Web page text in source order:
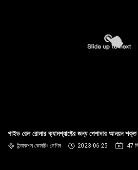
গাইড রেল রোলার ক্যামশ্যাফ্টের জন্য পেশাদার আনয়ন শক্ত
ইন্ডাকশন কোনচিং মেশিন 2023-06-25 47